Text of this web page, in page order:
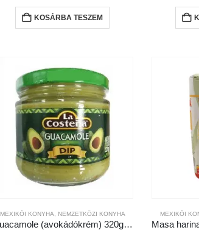
KOSÁRBA TESZEM
MEXIKÓI KONYHA NEMZETKÖZI KONYHA
Guacamole (avokádókrém) 320g-La Costeña
MEXIKÓI